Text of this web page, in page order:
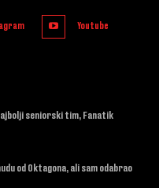
Youtube
seniorski tim, Fanatik
od Oktagona, ali sam odabrao